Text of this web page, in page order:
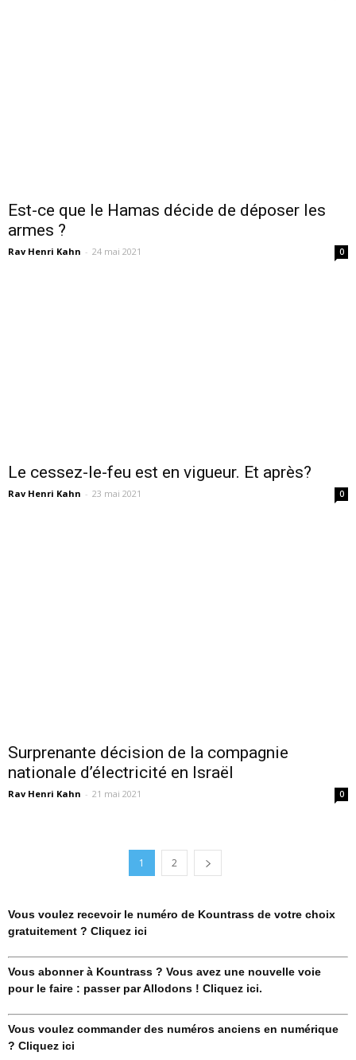
Est-ce que le Hamas décide de déposer les
armes ?
Rav Henri Kahn - 24 mai 2021 0
Le cessez-le-feu est en vigueur. Et après?
Rav Henri Kahn - 23 mai 2021 0
Surprenante décision de la compagnie
nationale d’électricité en Israël
Rav Henri Kahn - 21 mai 2021 0
1 2
Vous voulez recevoir le numéro de Kountrass de votre choix
gratuitement ? Cliquez ici
Vous abonner à Kountrass ? Vous avez une nouvelle voie
pour le faire : passer par Allodons ! Cliquez ici.
Vous voulez commander des numéros anciens en numérique
? Cliquez ici